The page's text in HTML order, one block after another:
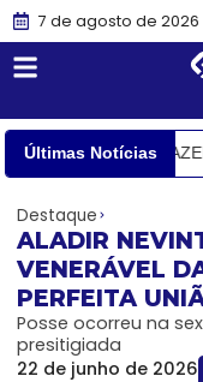
7 de agosto de 2026
Últimas Notícias
DEVE TRAZER
Destaque
ALADIR
VENERÁVEL
PERFEITA
Posse ocorreu na
presitigiada
22 de junho de 2026